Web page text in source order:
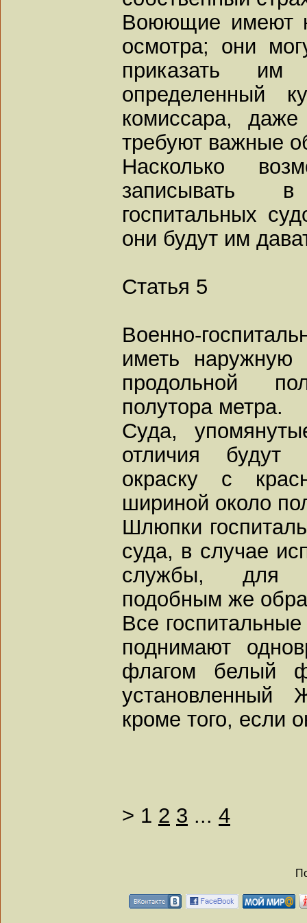
Воюющие имеют
осмотра; они
приказать им
определенный
комиссара,
требуют важные
Насколько
записывать
госпитальных
они будут им
Статья 5
Военно-
иметь наружную
продольной
полутора метра.
Суда,
отличия
окраску с
шириной около
Шлюпки
суда, в случае
службы, для
подобным же
Все
поднимают
флагом белый
установленный
кроме того, если
> 1 2 3 ... 4